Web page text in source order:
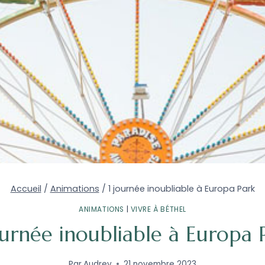
Accueil / Animations / 1 journée inoubliable à Europa Park
ANIMATIONS VIVRE À BÉTHEL
inoubliable à Europa